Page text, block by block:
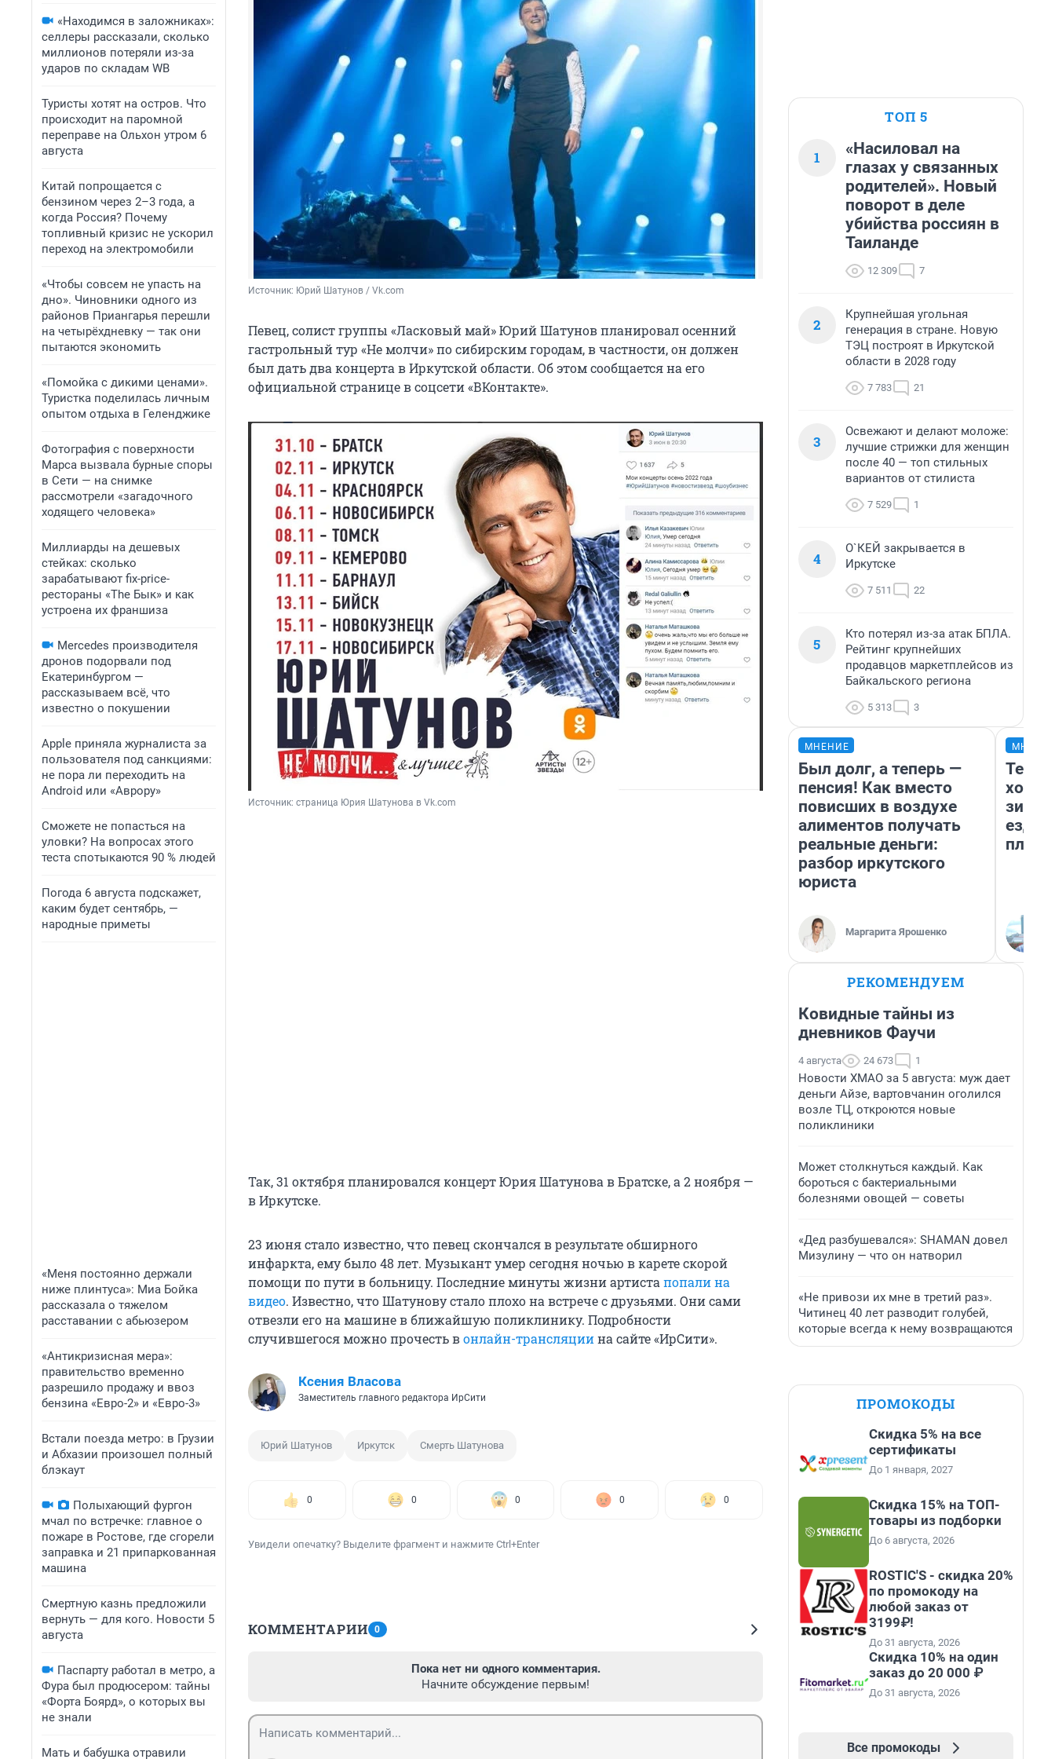
«Находимся в заложниках»:
селлеры рассказали, сколько
миллионов потеряли из-за
ударов по складам WB
Туристы хотят на остров. Что
происходит на паромной
переправе на Ольхон утром 6
августа
Китай попрощается с
бензином через 2–3 года, а
когда Россия? Почему
топливный кризис не ускорил
переход на электромобили
«Чтобы совсем не упасть на
дно». Чиновники одного из
районов Приангарья перешли
на четырёхдневку — так они
пытаются экономить
«Помойка с дикими ценами».
Туристка поделилась личным
опытом отдыха в Геленджике
Фотография с поверхности
Марса вызвала бурные споры
в Сети — на снимке
рассмотрели «загадочного
ходящего человека»
Миллиарды на дешевых
стейках: сколько
зарабатывают fix-price-
рестораны «The Бык» и как
устроена их франшиза
Mercedes производителя
дронов подорвали под
Екатеринбургом —
рассказываем всё, что
известно о покушении
Apple приняла журналиста за
пользователя под санкциями:
не пора ли переходить на
Android или «Аврору»
Сможете не попасться на
уловки? На вопросах этого
теста спотыкаются 90 % людей
Погода 6 августа подскажет,
каким будет сентябрь, —
народные приметы
«Меня постоянно держали
ниже плинтуса»: Миа Бойка
рассказала о тяжелом
расставании с абьюзером
«Антикризисная мера»:
правительство временно
разрешило продажу и ввоз
бензина «Евро-2» и «Евро-3»
Встали поезда метро: в Грузии
и Абхазии произошел полный
блэкаут
Полыхающий фургон
мчал по встречке: главное о
пожаре в Ростове, где сгорели
заправка и 21 припаркованная
машина
Смертную казнь предложили
вернуть — для кого. Новости 5
августа
Паспарту работал в метро, а
Фура был продюсером: тайны
«Форта Боярд», о которых вы
не знали
Мать и бабушка отравили
Источник: Юрий Шатунов / Vk.com
Певец, солист группы «Ласковый май» Юрий Шатунов планировал осенний
гастрольный тур «Не молчи» по сибирским городам, в частности, он должен
был дать два концерта в Иркутской области. Об этом сообщается на его
официальной странице в соцсети «ВКонтакте».
Источник: страница Юрия Шатунова в Vk.com
Так, 31 октября планировался концерт Юрия Шатунова в Братске, а 2 ноября —
в Иркутске.
23 июня стало известно, что певец скончался в результате обширного
инфаркта, ему было 48 лет. Музыкант умер сегодня ночью в карете скорой
помощи по пути в больницу. Последние минуты жизни артиста попали на
видео. Известно, что Шатунову стало плохо на встрече с друзьями. Они сами
отвезли его на машине в ближайшую поликлинику. Подробности
случившегося можно прочесть вонлайн-трансляциина сайте «ИрСити».
Ксения Власова
Заместитель главного редактора ИрСити
Юрий Шатунов Иркутск Смерть Шатунова
0 0 0 0 0
Увидели опечатку? Выделите фрагмент и нажмите Ctrl+Enter
КОММЕНТАРИИ 0
Пока нет ни одного комментария.
Начните обсуждение первым!
ТОП 5
1
«Насиловал на
глазах у связанных
родителей». Новый
поворот в деле
убийства россиян в
Таиланде
12 309 7
2
Крупнейшая угольная
генерация в стране. Новую
ТЭЦ построят в Иркутской
области в 2028 году
7 783 21
3
Освежают и делают моложе:
лучшие стрижки для женщин
после 40 — топ стильных
вариантов от стилиста
7 529 1
4
О`КЕЙ закрывается в
Иркутске
7 511 22
5
Кто потерял из-за атак БПЛА.
Рейтинг крупнейших
продавцов маркетплейсов из
Байкальского региона
5 313 3
МНЕНИЕ
Был долг, а теперь —
пенсия! Как вместо
повисших в воздухе
алиментов получать
реальные деньги:
разбор иркутского
юриста
Маргарита Ярошенко
ездит
РЕКОМЕНДУЕМ
Ковидные тайны из
дневников Фаучи
4 августа 24 673 1
Новости ХМАО за 5 августа: муж дает
деньги Айзе, вартовчанин оголился
возле ТЦ, откроются новые
поликлиники
Может столкнуться каждый. Как
бороться с бактериальными
болезнями овощей — советы
«Дед разбушевался»: SHAMAN довел
Мизулину — что он натворил
«Не привози их мне в третий раз».
Читинец 40 лет разводит голубей,
которые всегда к нему возвращаются
ПРОМОКОДЫ
Скидка 5% на все
сертификаты
До 1 января, 2027
Скидка 15% на ТОП-
товары из подборки
До 6 августа, 2026
ROSTIC'S - скидка 20%
по промокоду на
любой заказ от
3199₽!
До 31 августа, 2026
Скидка 10% на один
заказ до 20 000 ₽
До 31 августа, 2026
Все промокоды